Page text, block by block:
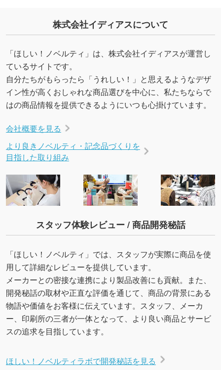
株式会社イディアスについて
「ほしい！ノベルティ」は、株式会社イディアスが運営し
ているサイトです。
自分たちがもらったら「うれしい！」と思えるようなデザ
イン性が高くおしゃれな商品選びを中心に、私たちならで
はの商品情報を提供できるようにいつも心掛けています。
会社概要を見る
より良きノベルティ・記念品づくりを
目指した取り組み
スタッフ体験レビュー / 商品開発秘話
「ほしい！ノベルティ」では、スタッフが実際に商品を使
用して詳細なレビューを提供しています。
メーカーとの密接な連携により製品改善にも貢献。また、
開発秘話の取材や正直な評価を通じて、商品の背景にある
物語や価値をお客様に伝えています。スタッフ、メーカ
ー、印刷所の三者が一体となって、より良い商品とサービ
スの追求を目指しています。
ほしい！ノベルティラボで開発秘話を見る